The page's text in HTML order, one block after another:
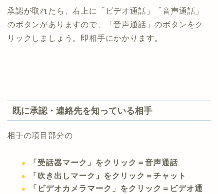
承認が取れたら、右上に「ビデオ通話」「音声通話」
のボタンがありますので、「音声通話」のボタンをク
リックしましょう。即相手にかかります。
既に承認・連絡先を知っている相手
相手の項目部分の
「受話器マーク」をクリック＝音声通話
「吹き出しマーク」をクリック＝チャット
「ビデオカメラマーク」をクリック＝ビデオ通